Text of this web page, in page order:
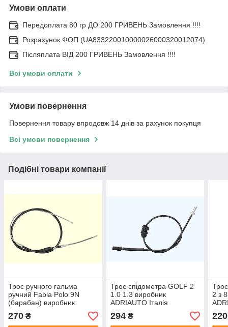
Умови оплати
Передоплата 80 гр ДО 200 ГРИВЕНЬ Замовлення !!!!
Розрахунок ФОП (UA833220010000026000320012074)
Післяплата ВІД 200 ГРИВЕНЬ Замовлення !!!!
Всі умови оплати
Умови повернення
Повернення товару впродовж 14 днів за рахунок покупця
Всі умови повернення
Подібні товари компанії
Трос ручного гальма
ручний Fabia Polo 9N
(барабан) виробник
ADRIAUTO Італія
270 ₴
Трос спідометра GOLF 2
1.0 1.3 виробник
ADRIAUTO Італія
294₴
2 з
220